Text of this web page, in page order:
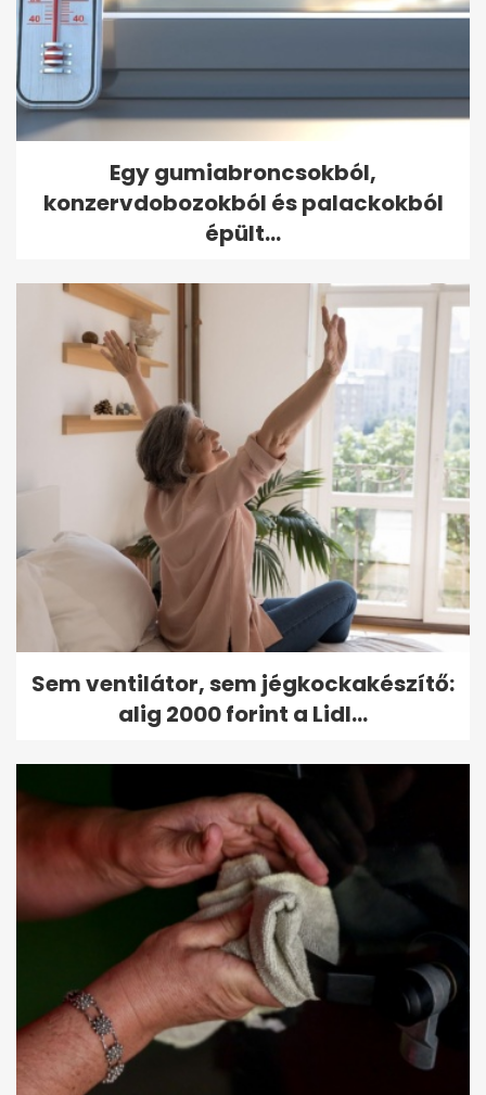
Egy gumiabroncsokból,
konzervdobozokból és palackokból
épült...
Sem ventilátor, sem jégkockakészítő:
alig 2000 forint a Lidl...